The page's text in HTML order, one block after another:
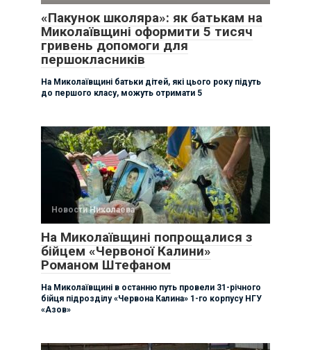
«Пакунок школяра»: як батькам на
Миколаївщині оформити 5 тисяч
гривень допомоги для
першокласників
На Миколаївщині батьки дітей, які цього року підуть
до першого класу, можуть отримати 5
Новости Николаева
На Миколаївщині попрощалися з
бійцем «Червоної Калини»
Романом Штефаном
На Миколаївщині в останню путь провели 31-річного
бійця підрозділу «Червона Калина» 1-го корпусу НГУ
«Азов»